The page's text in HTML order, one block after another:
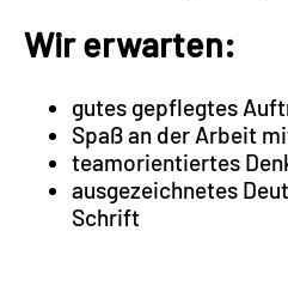
Wir erwarten:
gutes gepflegtes
Spaß an der Arbeit
teamorientiertes
ausgezeichnetes
Schrift